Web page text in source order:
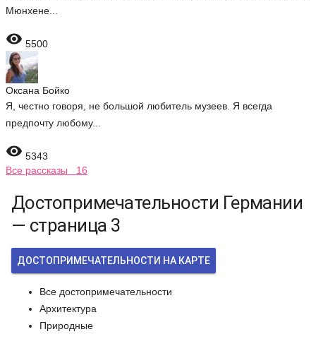
Мюнхене...
 5500
Оксана Бойко
Я, честно говоря, не большой любитель музеев. Я всегда
предпочту любому...
 5343
Все рассказы 16
Достопримечательности Германии
— страница 3
ДОСТОПРИМЕЧАТЕЛЬНОСТИ НА КАРТЕ
Все достопримечательности
Архитектура
Природные